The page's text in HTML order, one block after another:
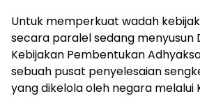
Untuk memperkuat wadah
secara paralel sedang menyusun
Kebijakan Pembentukan
sebuah pusat penyelesaian
yang dikelola oleh negara melalui